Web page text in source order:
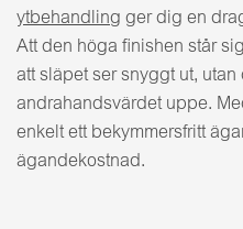
ytbehandling ger dig en
Att den höga finishen står
att släpet ser snyggt ut, utan
andrahandsvärdet uppe.
enkelt ett bekymmersfritt
ägandekostnad.